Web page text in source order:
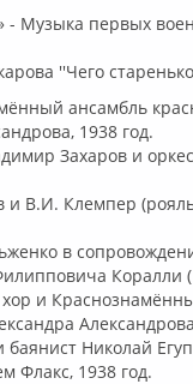
- Музыка первых
''Чего
ансамбль
1938 год.
Захаров и
и В.И. Клемпер
в
Коралли
и
Николай
Флакс, 1938 год.